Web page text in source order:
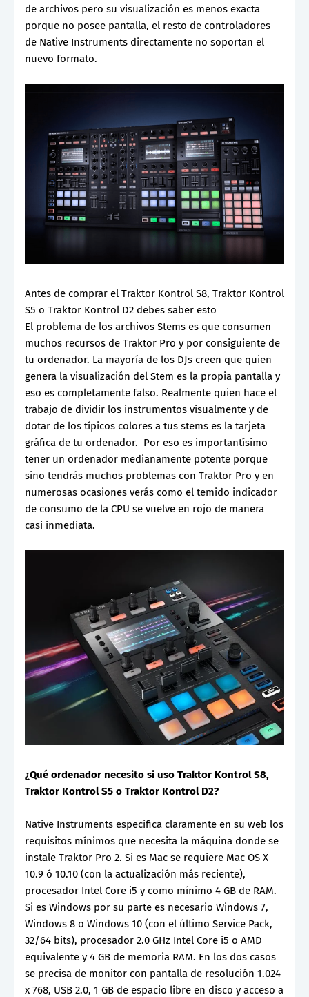
de archivos pero su visualización es menos exacta
porque no posee pantalla, el resto de controladores
de Native Instruments directamente no soportan el
nuevo formato.
Antes de comprar el Traktor Kontrol S8, Traktor Kontrol
S5 o Traktor Kontrol D2 debes saber esto
El problema de los archivos Stems es que consumen
muchos recursos de Traktor Pro y por consiguiente de
tu ordenador. La mayoría de los DJs creen que quien
genera la visualización del Stem es la propia pantalla y
eso es completamente falso. Realmente quien hace el
trabajo de dividir los instrumentos visualmente y de
dotar de los típicos colores a tus stems es la tarjeta
gráfica de tu ordenador. Por eso es importantísimo
tener un ordenador medianamente potente porque
sino tendrás muchos problemas con Traktor Pro y en
numerosas ocasiones verás como el temido indicador
de consumo de la CPU se vuelve en rojo de manera
casi inmediata.
¿Qué ordenador necesito si uso Traktor Kontrol S8,
Traktor Kontrol S5 o Traktor Kontrol D2?
Native Instruments especifica claramente en su web los
requisitos mínimos que necesita la máquina donde se
instale Traktor Pro 2. Si es Mac se requiere Mac OS X
10.9 ó 10.10 (con la actualización más reciente),
procesador Intel Core i5 y como mínimo 4 GB de RAM.
Si es Windows por su parte es necesario Windows 7,
Windows 8 o Windows 10 (con el último Service Pack,
32/64 bits), procesador 2.0 GHz Intel Core i5 o AMD
equivalente y 4 GB de memoria RAM. En los dos casos
se precisa de monitor con pantalla de resolución 1.024
x 768, USB 2.0, 1 GB de espacio libre en disco y acceso a